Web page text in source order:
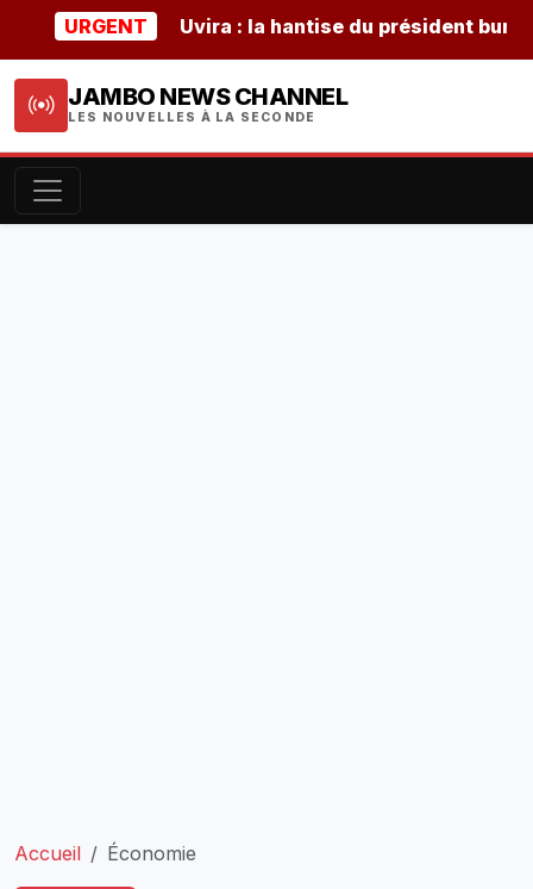
URGENT Uvira : la hantise du président
JAMBO NEWS CHANNEL
LES NOUVELLES À LA SECONDE
Accueil Économie